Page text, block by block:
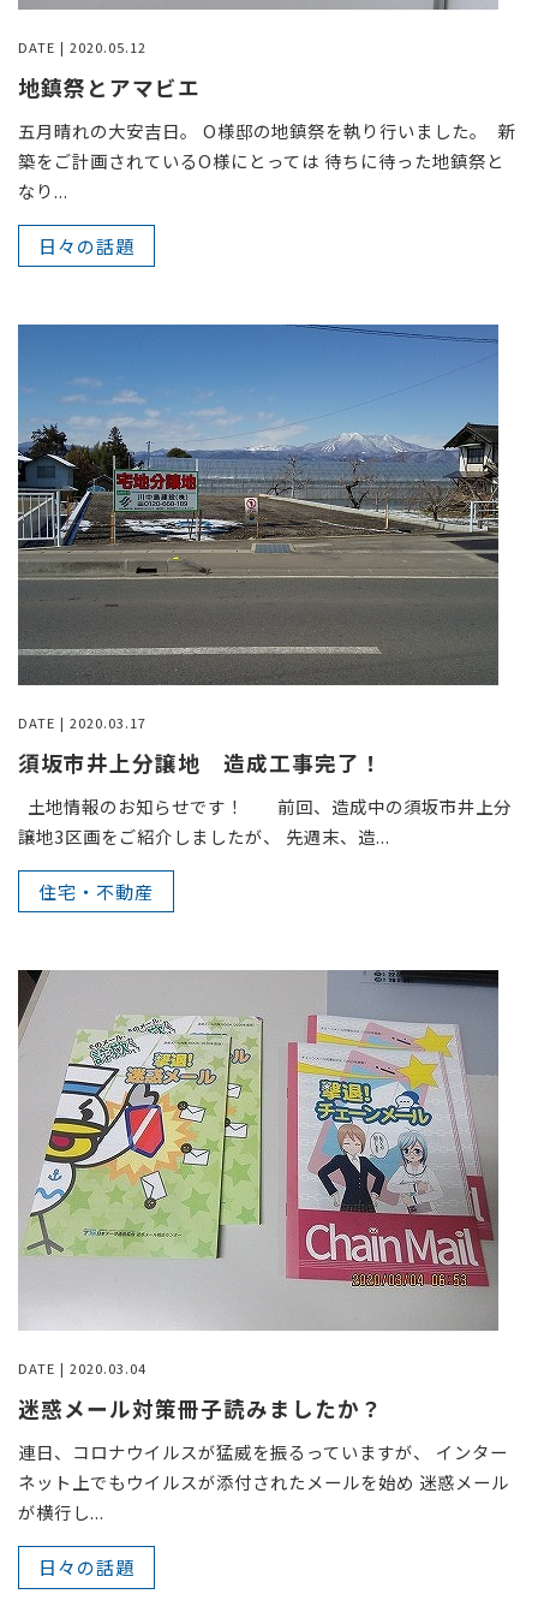
DATE | 2020.05.12
地鎮祭とアマビエ
五月晴れの大安吉日。 O様邸の地鎮祭を執り行いました。 新
築をご計画されているO様にとっては 待ちに待った地鎮祭と
なり...
日々の話題
DATE | 2020.03.17
須坂市井上分譲地 造成工事完了！
土地情報のお知らせです！ 前回、造成中の須坂市井上分
譲地3区画をご紹介しましたが、 先週末、造...
住宅・不動産
DATE | 2020.03.04
迷惑メール対策冊子読みましたか？
連日、コロナウイルスが猛威を振るっていますが、 インター
ネット上でもウイルスが添付されたメールを始め 迷惑メール
が横行し...
日々の話題